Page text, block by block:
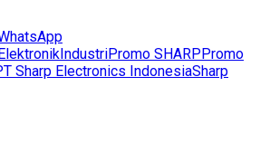
IndustriPromo SHARPPromo
Sharp Electronics IndonesiaSharp